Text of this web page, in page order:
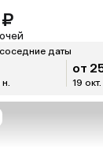
даты
н.
от
19